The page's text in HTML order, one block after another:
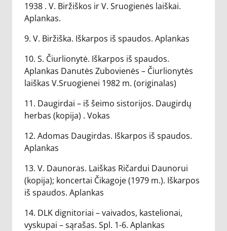
1938 . V. Biržiškos ir V. Sruogienės laiškai.
Aplankas.
9. V. Biržiška. Iškarpos iš spaudos. Aplankas
10. S. Čiurlionytė. Iškarpos iš spaudos.
Aplankas Danutės Zubovienės – Čiurlionytės
laiškas V.Sruogienei 1982 m. (originalas)
11. Daugirdai – iš šeimo sistorijos. Daugirdų
herbas (kopija) . Vokas
12. Adomas Daugirdas. Iškarpos iš spaudos.
Aplankas
13. V. Daunoras. Laiškas Ričardui Daunorui
(kopija); koncertai Čikagoje (1979 m.). Iškarpos
iš spaudos. Aplankas
14. DLK dignitoriai – vaivados, kastelionai,
vyskupai – sąrašas. Spl. 1-6. Aplankas